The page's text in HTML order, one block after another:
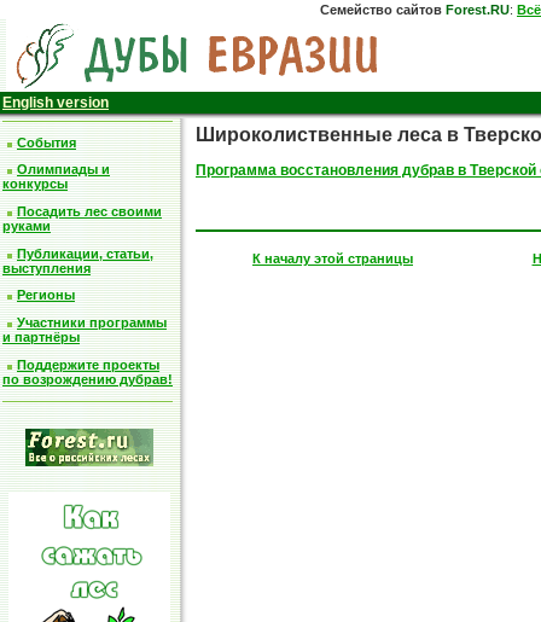
Семейство сайтов Forest.RU:
English version
События
Олимпиады и
конкурсы
Посадить лес своими
руками
Публикации, статьи,
выступления
Регионы
Участники программы
и партнёры
Поддержите проекты
по возрождению дубрав!
Широколиственные леса в
Программа восстановления дубрав в Тверской
К началу этой страницы